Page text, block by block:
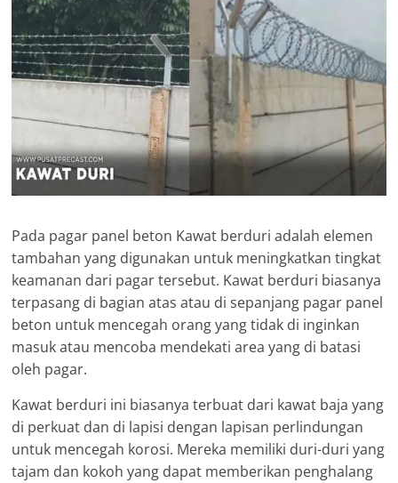
Pada pagar panel beton Kawat berduri adalah elemen
tambahan yang digunakan untuk meningkatkan tingkat
keamanan dari pagar tersebut. Kawat berduri biasanya
terpasang di bagian atas atau di sepanjang pagar panel
beton untuk mencegah orang yang tidak di inginkan
masuk atau mencoba mendekati area yang di batasi
oleh pagar.
Kawat berduri ini biasanya terbuat dari kawat baja yang
di perkuat dan di lapisi dengan lapisan perlindungan
untuk mencegah korosi. Mereka memiliki duri-duri yang
tajam dan kokoh yang dapat memberikan penghalang